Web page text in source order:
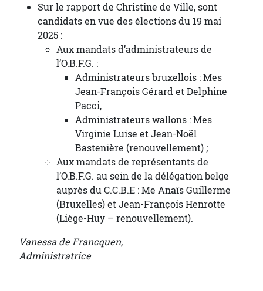
Sur le rapport de Christine de Ville, sont
candidats en vue des élections du 19 mai
2025 :
Aux mandats d’administrateurs de
l’O.B.F.G. :
Administrateurs bruxellois : Mes
Jean-François Gérard et Delphine
Pacci,
Administrateurs wallons : Mes
Virginie Luise et Jean-Noël
Bastenière (renouvellement) ;
Aux mandats de représentants de
l’O.B.F.G. au sein de la délégation belge
auprès du C.C.B.E : Me Anaïs Guillerme
(Bruxelles) et Jean-François Henrotte
(Liège-Huy – renouvellement).
Vanessa de Francquen,
Administratrice